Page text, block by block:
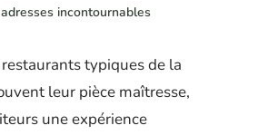
incontournables
typiques de la
leur pièce maîtresse,
une expérience